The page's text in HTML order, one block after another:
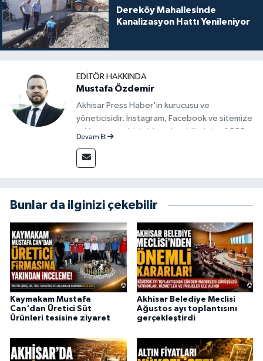
Dereköy Mahallesinde
Kanalizasyon Hattı Yenileniyor
EDITÖR HAKKINDA
Mustafa Özdemir
Akhisar Press Haber'in kurucusu ve
yöneticisidir. İnstagram, Facebook ve sitemize
reklam vermek için bize ulaşabilirsiniz - 0555
Devam Et
Bunlar da ilginizi çekebilir
Kaymakam Mustafa
Can'dan Üretici Süt
Ürünleri tesisine ziyaret
Akhisar Belediye Meclisi
Ağustos ayı toplantısını
gerçekleştirdi